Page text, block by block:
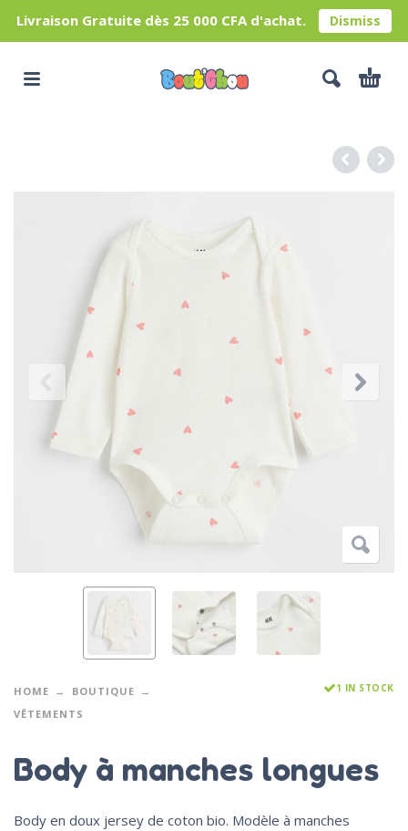
Livraison Gratuite dès 25 000 CFA d'achat. Dismiss
HOME
BOUTIQUE
VÊTEMENTS
1 IN STOCK
Body à manches longues
Body en doux jersey de coton bio. Modèle à manches